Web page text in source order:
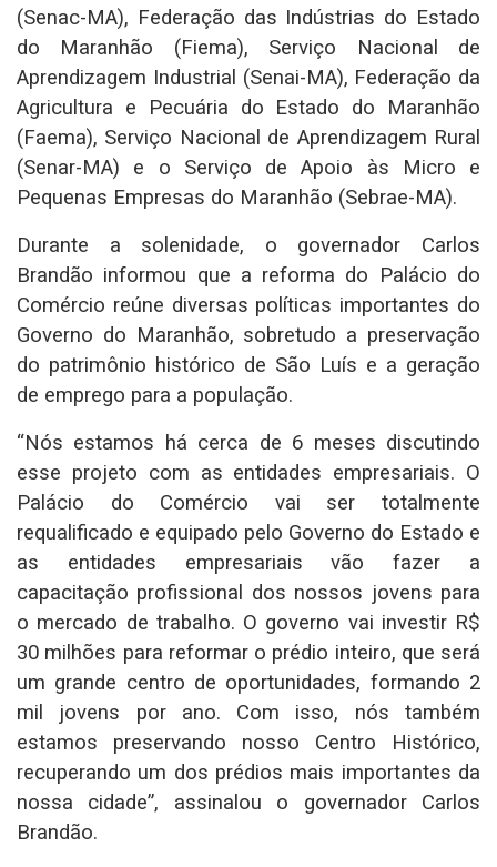
(Senac-MA), Federação das Indústrias do Estado
do Maranhão (Fiema), Serviço Nacional de
Aprendizagem Industrial (Senai-MA), Federação da
Agricultura e Pecuária do Estado do Maranhão
(Faema), Serviço Nacional de Aprendizagem Rural
(Senar-MA) e o Serviço de Apoio às Micro e
Pequenas Empresas do Maranhão (Sebrae-MA).
Durante a solenidade, o governador Carlos
Brandão informou que a reforma do Palácio do
Comércio reúne diversas políticas importantes do
Governo do Maranhão, sobretudo a preservação
do patrimônio histórico de São Luís e a geração
de emprego para a população.
“Nós estamos há cerca de 6 meses discutindo
esse projeto com as entidades empresariais. O
Palácio do Comércio vai ser totalmente
requalificado e equipado pelo Governo do Estado e
as entidades empresariais vão fazer a
capacitação profissional dos nossos jovens para
o mercado de trabalho. O governo vai investir R$
30 milhões para reformar o prédio inteiro, que será
um grande centro de oportunidades, formando 2
mil jovens por ano. Com isso, nós também
estamos preservando nosso Centro Histórico,
recuperando um dos prédios mais importantes da
nossa cidade”, assinalou o governador Carlos
Brandão.